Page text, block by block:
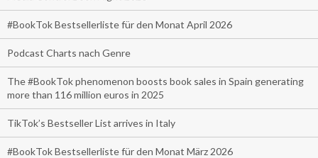
#BookTok Bestsellerliste für den Monat April 2026
Podcast Charts nach Genre
The #BookTok phenomenon boosts book sales in Spain generating
more than 116 million euros in 2025
TikTok’s Bestseller List arrives in Italy
#BookTok Bestsellerliste für den Monat März 2026